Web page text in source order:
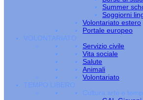
Summer
Soggiorni
Volontariato estero
Portale europeo
VOLONTARIATO
Servizio civile
Vita sociale
Salute
Animali
Volontariato
TEMPO LIBERO
Cultura arte e